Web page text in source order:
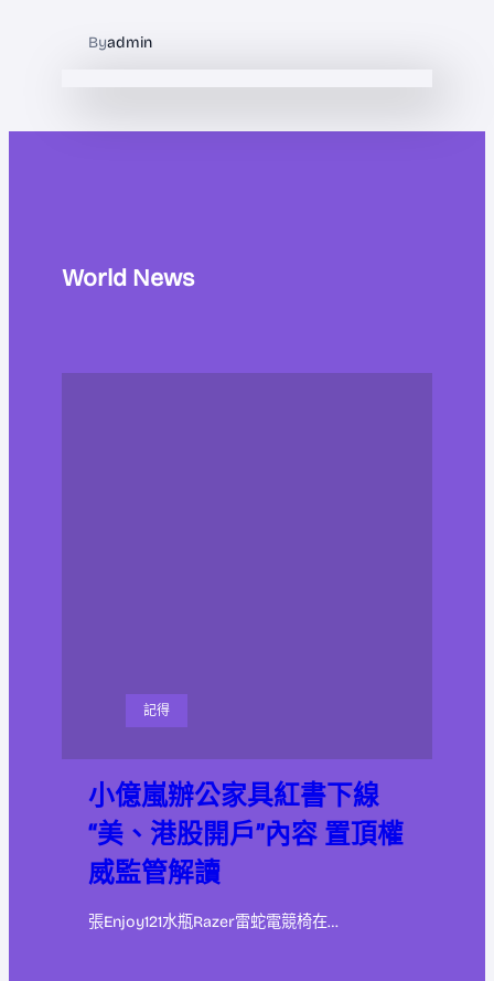
Byadmin
World News
記得
小億嵐辦公家具紅書下線
“美、港股開戶”內容 置頂權
威監管解讀
張Enjoy121水瓶Razer雷蛇電競椅在…